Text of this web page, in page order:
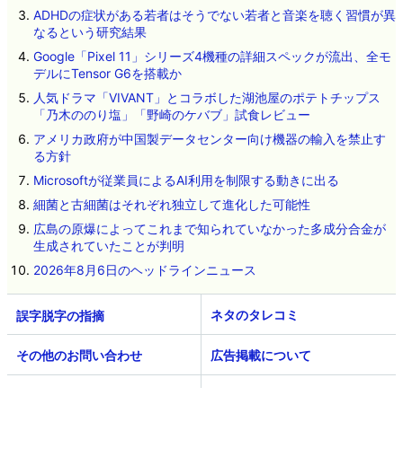
ADHDの症状がある若者はそうでない若者と音楽を聴く習慣が異
なるという研究結果
Google「Pixel 11」シリーズ4機種の詳細スペックが流出、全モ
デルにTensor G6を搭載か
人気ドラマ「VIVANT」とコラボした湖池屋のポテトチップス
「乃木ののり塩」「野崎のケバブ」試食レビュー
アメリカ政府が中国製データセンター向け機器の輸入を禁止す
る方針
Microsoftが従業員によるAI利用を制限する動きに出る
細菌と古細菌はそれぞれ独立して進化した可能性
広島の原爆によってこれまで知られていなかった多成分合金が
生成されていたことが判明
2026年8月6日のヘッドラインニュース
ネタのタレコミ
その他のお問い合わせ 広告掲載について